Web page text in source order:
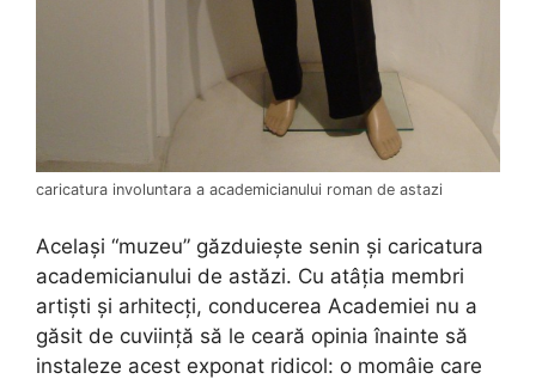
caricatura involuntara a academicianului roman de astazi
Același “muzeu” găzduiește senin și caricatura
academicianului de astăzi. Cu atâția membri
artiști și arhitecți, conducerea Academiei nu a
găsit de cuviință să le ceară opinia înainte să
instaleze acest exponat ridicol: o momâie care